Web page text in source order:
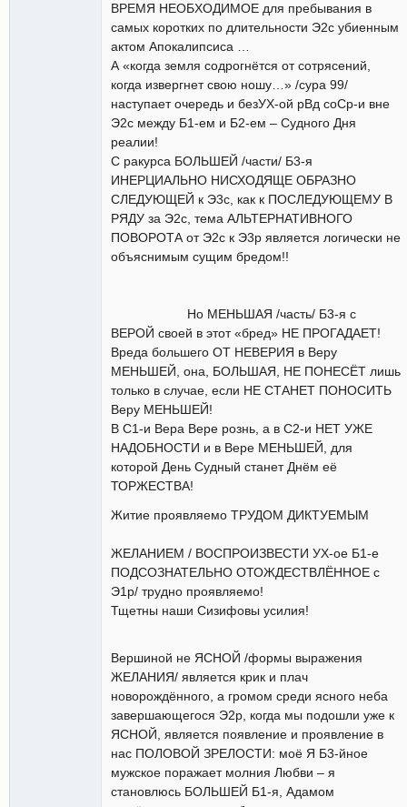
ВРЕМЯ НЕОБХОДИМОЕ для пребывания в
самых коротких по длительности Э2с убиенным
актом Апокалипсиса …
А «когда земля содрогнётся от сотрясений,
когда извергнет свою ношу…» /сура 99/
наступает очередь и безУХ-ой рВд соСр-и вне
Э2с между Б1-ем и Б2-ем – Судного Дня
реалии!
С ракурса БОЛЬШЕЙ /части/ Б3-я
ИНЕРЦИАЛЬНО НИСХОДЯЩЕ ОБРАЗНО
СЛЕДУЮЩЕЙ к Э3с, как к ПОСЛЕДУЮЩЕМУ В
РЯДУ за Э2с, тема АЛЬТЕРНАТИВНОГО
ПОВОРОТА от Э2с к Э3р является логически не
объяснимым сущим бредом!!
Но МЕНЬШАЯ /часть/ Б3-я с
ВЕРОЙ своей в этот «бред» НЕ ПРОГАДАЕТ!
Вреда большего ОТ НЕВЕРИЯ в Веру
МЕНЬШЕЙ, она, БОЛЬШАЯ, НЕ ПОНЕСЁТ лишь
только в случае, если НЕ СТАНЕТ ПОНОСИТЬ
Веру МЕНЬШЕЙ!
В С1-и Вера Вере рознь, а в С2-и НЕТ УЖЕ
НАДОБНОСТИ и в Вере МЕНЬШЕЙ, для
которой День Судный станет Днём её
ТОРЖЕСТВА!
Житие проявляемо ТРУДОМ ДИКТУЕМЫМ
ЖЕЛАНИЕМ / ВОСПРОИЗВЕСТИ УХ-ое Б1-е
ПОДСОЗНАТЕЛЬНО ОТОЖДЕСТВЛЁННОЕ с
Э1р/ трудно проявляемо!
Тщетны наши Сизифовы усилия!
Вершиной не ЯСНОЙ /формы выражения
ЖЕЛАНИЯ/ является крик и плач
новорождённого, а громом среди ясного неба
завершающегося Э2р, когда мы подошли уже к
ЯСНОЙ, является появление и проявление в
нас ПОЛОВОЙ ЗРЕЛОСТИ: моё Я Б3-йное
мужское поражает молния Любви – я
становлюсь БОЛЬШЕЙ Б1-я, Адамом